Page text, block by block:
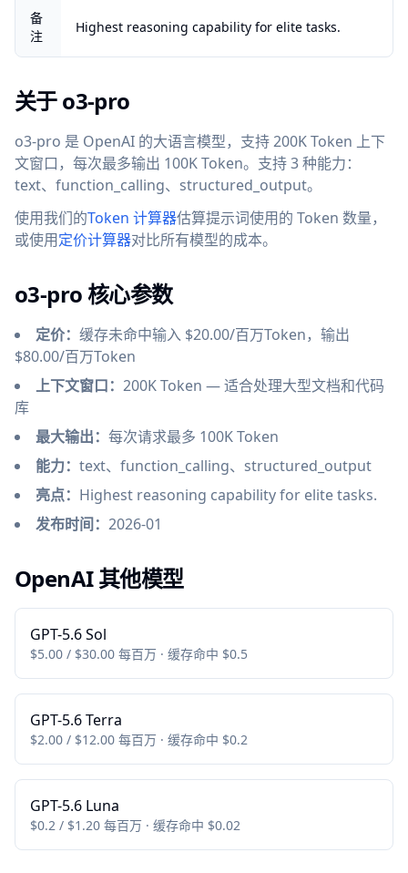
备
注
Highest reasoning capability for elite tasks.
关于 o3-pro
o3-pro 是 OpenAI 的大语言模型，支持 200K Token 上下
文窗口，每次最多输出 100K Token。支持 3 种能力：
text、function_calling、structured_output。
使用我们的Token 计算器估算提示词使用的 Token 数量，
或使用定价计算器对比所有模型的成本。
o3-pro 核心参数
定价： 缓存未命中输入 $20.00/百万Token，输出
$80.00/百万Token
上下文窗口： 200K Token — 适合处理大型文档和代码
库
最大输出： 每次请求最多 100K Token
能力： text、function_calling、structured_output
亮点： Highest reasoning capability for elite tasks.
发布时间： 2026-01
OpenAI 其他模型
GPT-5.6 Sol
$5.00 / $30.00 每百万 · 缓存命中 $0.5
GPT-5.6 Terra
$2.00 / $12.00 每百万 · 缓存命中 $0.2
GPT-5.6 Luna
$0.2 / $1.20 每百万 · 缓存命中 $0.02